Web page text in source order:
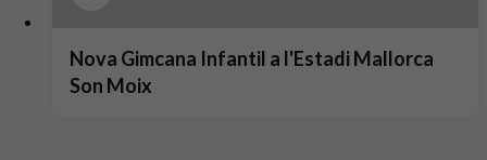
Nova Gimcana Infantil a l'Estadi Mallorca
Son Moix